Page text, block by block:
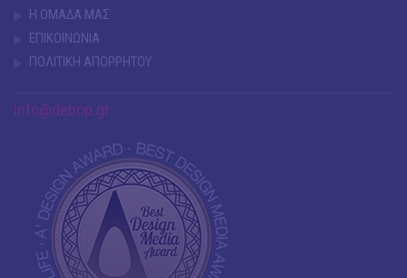
Η ΟΜΑΔΑ ΜΑΣ
ΕΠΙΚΟΙΝΩΝΙΑ
ΠΟΛΙΤΙΚΗ ΑΠΟΡΡΗΤΟΥ
info@debop.gr